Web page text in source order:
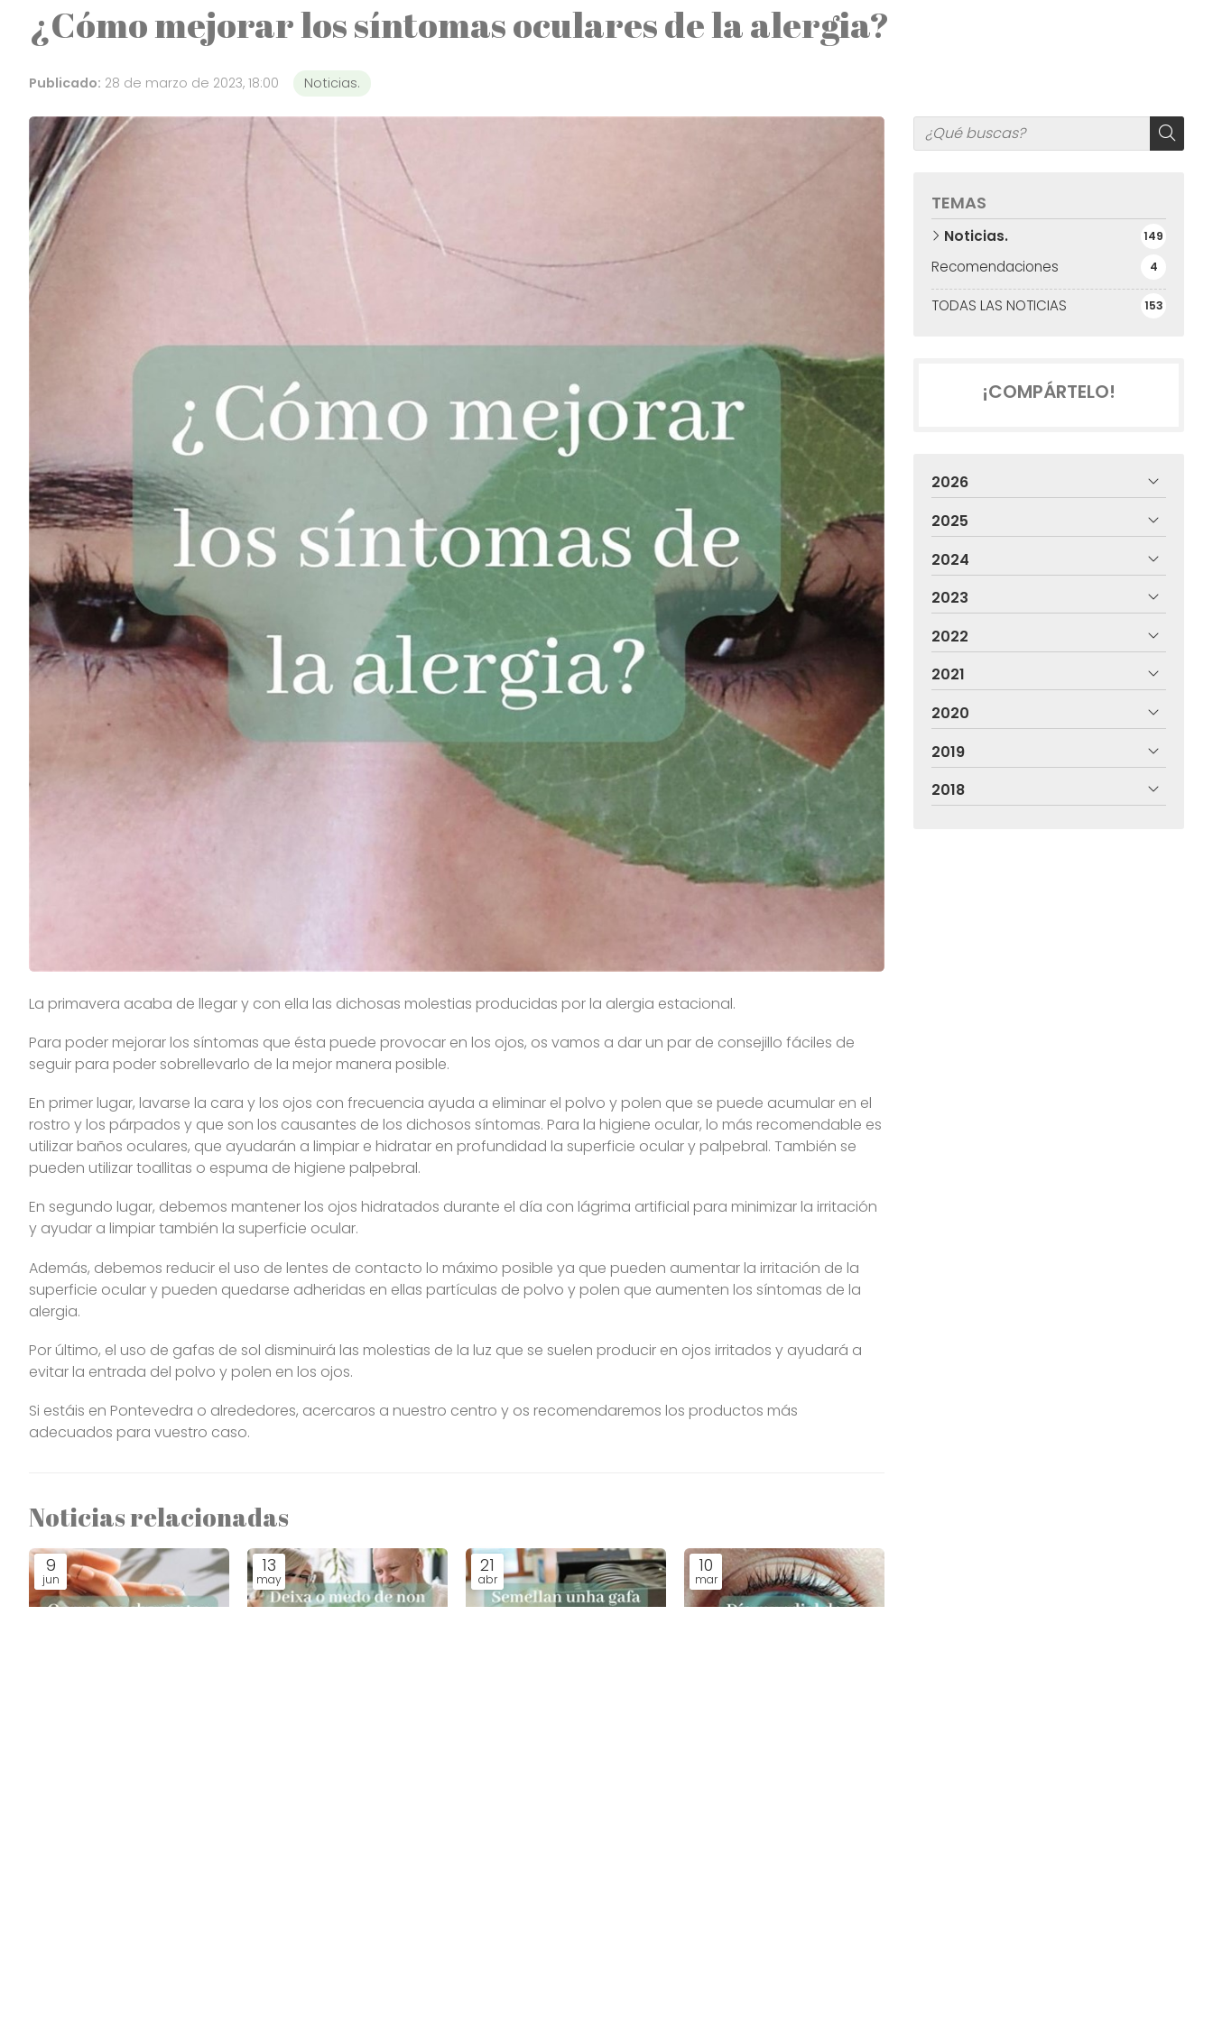
¿Cómo mejorar los síntomas oculares de la alergia?
Publicado: 28 de marzo de 2023, 18:00 Noticias.
TEMAS
TODAS LAS NOTICIAS 153
Noticias. 149
Recomendaciones 4
La primavera acaba de llegar y con ella las dichosas molestias producidas por la alergia estacional.
Para poder mejorar los síntomas que ésta puede provocar en los ojos, os vamos a dar un par de consejillo fáciles de
seguir para poder sobrellevarlo de la mejor manera posible.
En primer lugar, lavarse la cara y los ojos con frecuencia ayuda a eliminar el polvo y polen que se puede acumular en el
rostro y los párpados y que son los causantes de los dichosos síntomas. Para la higiene ocular, lo más recomendable es
utilizar baños oculares, que ayudarán a limpiar e hidratar en profundidad la superficie ocular y palpebral. También se
pueden utilizar toallitas o espuma de higiene palpebral.
En segundo lugar, debemos mantener los ojos hidratados durante el día con lágrima artificial para minimizar la irritación
y ayudar a limpiar también la superficie ocular.
Además, debemos reducir el uso de lentes de contacto lo máximo posible ya que pueden aumentar la irritación de la
superficie ocular y pueden quedarse adheridas en ellas partículas de polvo y polen que aumenten los síntomas de la
alergia.
Por último, el uso de gafas de sol disminuirá las molestias de la luz que se suelen producir en ojos irritados y ayudará a
evitar la entrada del polvo y polen en los ojos.
Si estáis en Pontevedra o alrededores, acercaros a nuestro centro y os recomendaremos los productos más
adecuados para vuestro caso.
Noticias relacionadas
9
jun
13
may
21
abr
10
mar
¡COMPÁRTELO!
2026
2025
2024
2023
2022
2021
2020
2019
2018